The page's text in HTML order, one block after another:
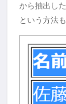
から抽出し
という方法